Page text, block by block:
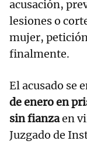
acusación,
lesiones o
mujer,
finalmente.
El acusado se
de enero en
sin fianzaen
Juzgado de